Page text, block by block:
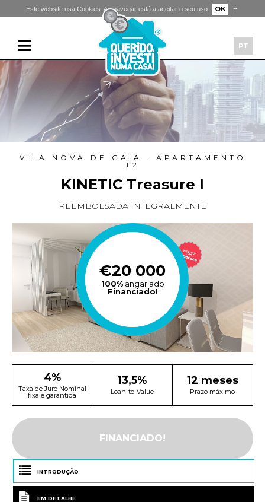
Este website usa Cookies. Ao navegar está a aceitar o seu uso. OK +
PT
VILA NOVA DE GAIA : APARTAMENTO
T2
KINETIC Treasure I
REEMBOLSADA INTEGRALMENTE
€20 000
100%angariado
Financiado!
4%
Taxa de Juro Nominal
fixa e garantida
13,5%
Loan-to-Value
12 meses
Prazo máximo
FINANCIADO!
INTRODUÇÃO
EM DETALHE